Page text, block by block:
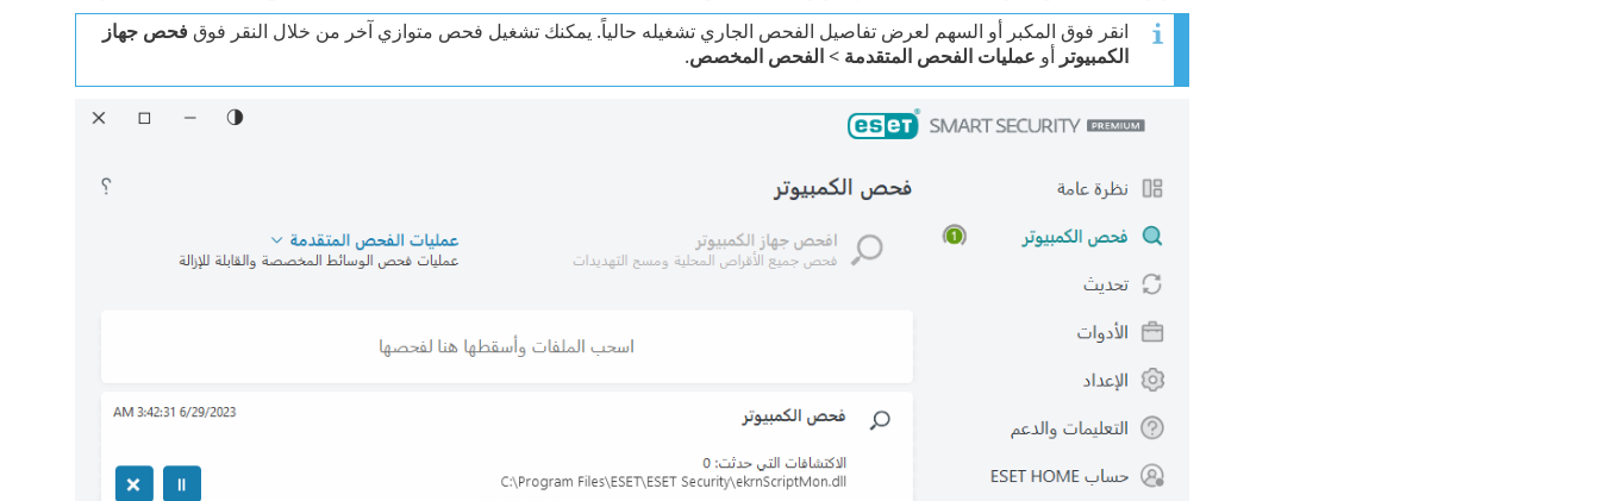
انقر فوق المكبر أو السهم لعرض تفاصيل الفحص الجاري تشغيله حالياً. يمكنك تشغيل فحص متوازي آخر من خلال النقر فوقفحص جهاز
الكمبيوتر أو عمليات الفحص المتقدمة >الفحص المخصص.